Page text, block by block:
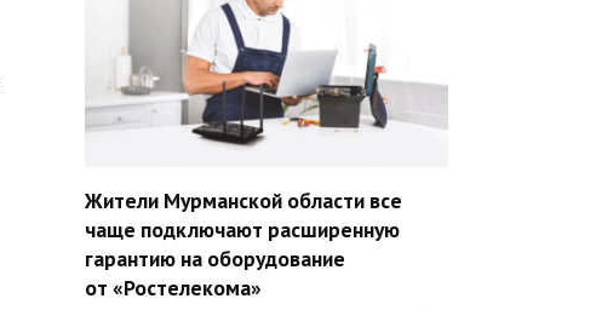
Жители Мурманской области все
чаще подключают расширенную
гарантию на оборудование
от «Ростелекома»